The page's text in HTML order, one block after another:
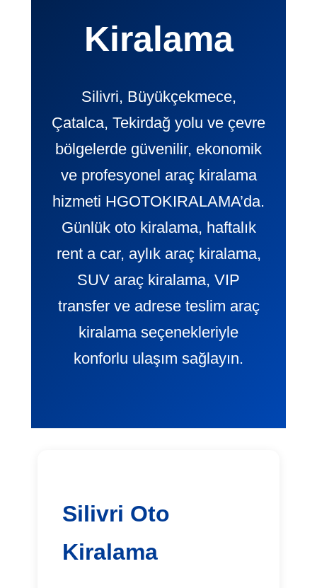
Kiralama
Silivri, Büyükçekmece,
Çatalca, Tekirdağ yolu ve çevre
bölgelerde güvenilir, ekonomik
ve profesyonel araç kiralama
hizmeti HGOTOKIRALAMA’da.
Günlük oto kiralama, haftalık
rent a car, aylık araç kiralama,
SUV araç kiralama, VIP
transfer ve adrese teslim araç
kiralama seçenekleriyle
konforlu ulaşım sağlayın.
Silivri Oto
Kiralama